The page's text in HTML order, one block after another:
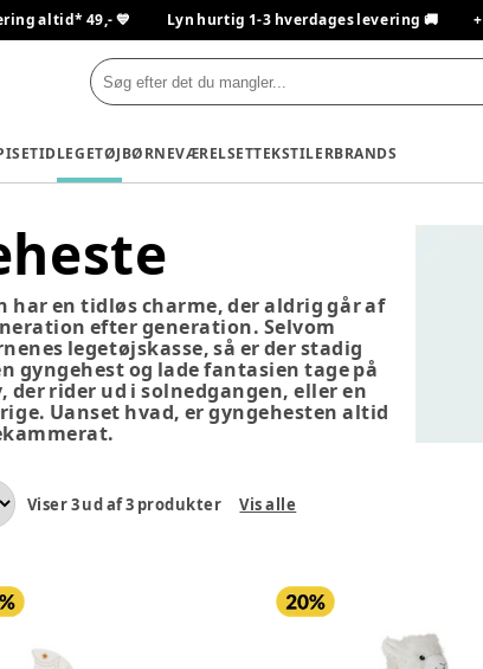
altid* 49,- 💙 Lyn hurtig 1-3 hverdages levering 🚚
LEGETØJBØRNEVÆRELSETTEKSTILERBRANDS
en tidløs charme, der aldrig går af
efter generation. Selvom
legetøjskasse, så er der stadig
gyngehest og lade fantasien tage på
der rider ud i solnedgangen, eller en
Uanset hvad, er gyngehesten altid
Viser3ud af3 produkter Vis alle